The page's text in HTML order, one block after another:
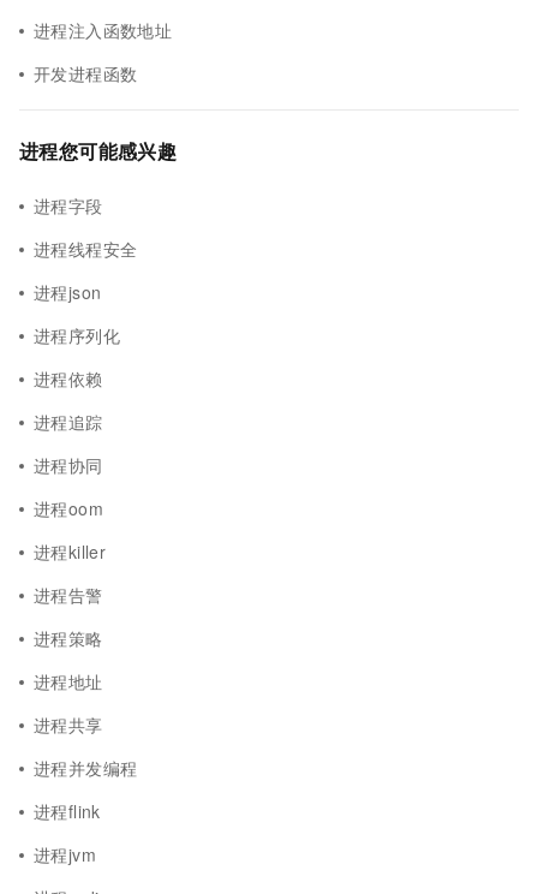
进程注入函数地址
开发进程函数
进程您可能感兴趣
进程字段
进程线程安全
进程json
进程序列化
进程依赖
进程追踪
进程协同
进程oom
进程killer
进程告警
进程策略
进程地址
进程共享
进程并发编程
进程flink
进程jvm